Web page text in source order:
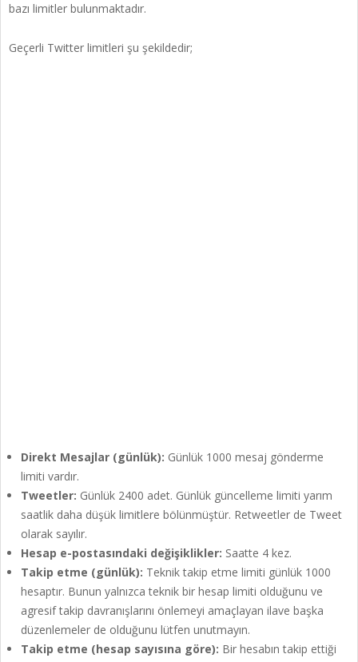
bazı limitler bulunmaktadır.
Geçerli Twitter limitleri şu şekildedir;
Direkt Mesajlar (günlük): Günlük 1000 mesaj gönderme
limiti vardır.
Tweetler: Günlük 2400 adet. Günlük güncelleme limiti yarım
saatlik daha düşük limitlere bölünmüştür. Retweetler de Tweet
olarak sayılır.
Hesap e-postasındaki değişiklikler: Saatte 4 kez.
Takip etme (günlük): Teknik takip etme limiti günlük 1000
hesaptır. Bunun yalnızca teknik bir hesap limiti olduğunu ve
agresif takip davranışlarını önlemeyi amaçlayan ilave başka
düzenlemeler de olduğunu lütfen unutmayın.
Takip etme (hesap sayısına göre): Bir hesabın takip ettiği